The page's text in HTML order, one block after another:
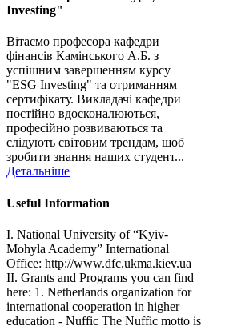
Investing"
Вітаємо професора кафедри
фінансів Камінського А.Б. з
успішним завершенням курсу
"ESG Investing" та отриманням
сертифікату. Викладачі кафедри
постійно вдосконалюються,
професійно розвиваються та
слідують світовим трендам, щоб
зробити знання наших студент...
Детальніше
Useful Information
I. National University of “Kyiv-
Mohyla Academy” International
Office: http://www.dfc.ukma.kiev.ua
ІІ. Grants and Programs you can find
here: 1. Netherlands organization for
international cooperation in higher
education - Nuffic The Nuffic motto is